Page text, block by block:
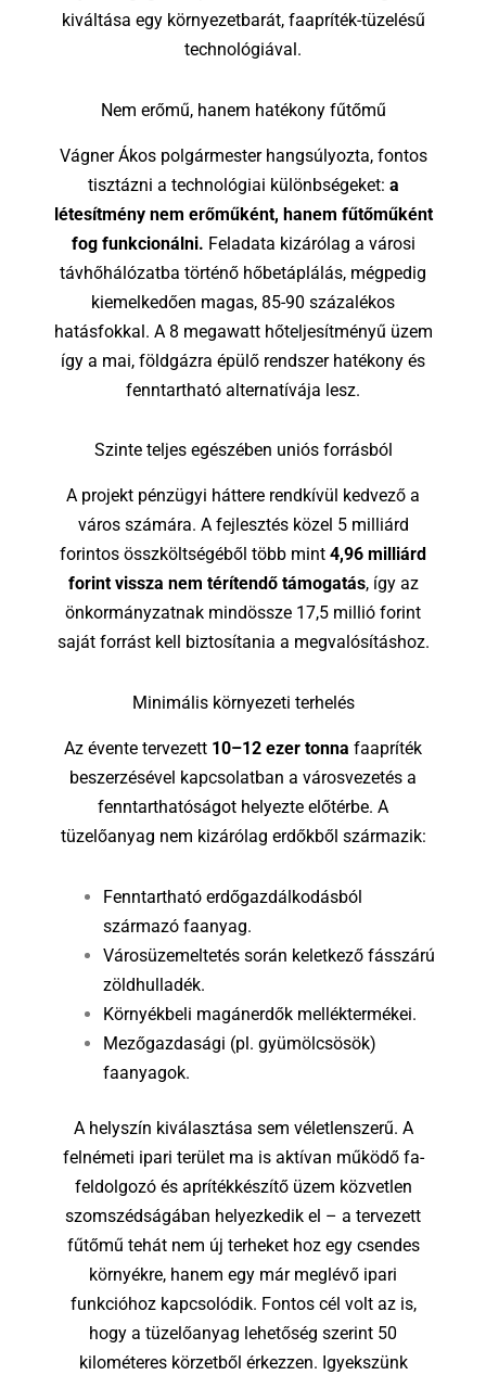
kiváltása egy környezetbarát, faapríték-tüzelésű
technológiával.
Nem erőmű, hanem hatékony fűtőmű
Vágner Ákos polgármester hangsúlyozta, fontos
tisztázni a technológiai különbségeket: a
létesítmény nem erőműként, hanem fűtőműként
fog funkcionálni. Feladata kizárólag a városi
távhőhálózatba történő hőbetáplálás, mégpedig
kiemelkedően magas, 85-90 százalékos
hatásfokkal. A 8 megawatt hőteljesítményű üzem
így a mai, földgázra épülő rendszer hatékony és
fenntartható alternatívája lesz.
Szinte teljes egészében uniós forrásból
A projekt pénzügyi háttere rendkívül kedvező a
város számára. A fejlesztés közel 5 milliárd
forintos összköltségéből több mint 4,96 milliárd
forint vissza nem térítendő támogatás, így az
önkormányzatnak mindössze 17,5 millió forint
saját forrást kell biztosítania a megvalósításhoz.
Minimális környezeti terhelés
Az évente tervezett 10–12 ezer tonna faapríték
beszerzésével kapcsolatban a városvezetés a
fenntarthatóságot helyezte előtérbe. A
tüzelőanyag nem kizárólag erdőkből származik:
Fenntartható erdőgazdálkodásból
származó faanyag.
Városüzemeltetés során keletkező fásszárú
zöldhulladék.
Környékbeli magánerdők melléktermékei.
Mezőgazdasági (pl. gyümölcsösök)
faanyagok.
A helyszín kiválasztása sem véletlenszerű. A
felnémeti ipari terület ma is aktívan működő fa-
feldolgozó és aprítékkészítő üzem közvetlen
szomszédságában helyezkedik el – a tervezett
fűtőmű tehát nem új terheket hoz egy csendes
környékre, hanem egy már meglévő ipari
funkcióhoz kapcsolódik. Fontos cél volt az is,
hogy a tüzelőanyag lehetőség szerint 50
kilométeres körzetből érkezzen. Igyekszünk